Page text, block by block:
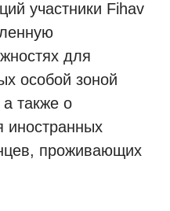
участники Fihav
для
особой зоной
также о
иностранных
проживающих